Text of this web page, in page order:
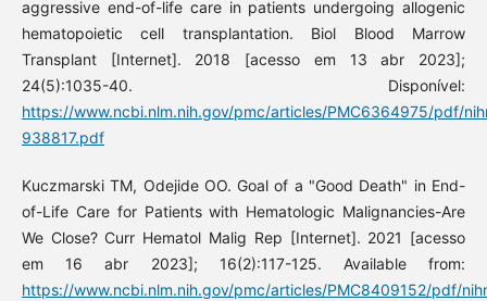
aggressive end-of-life care in patients undergoing allogenic
hematopoietic cell transplantation. Biol Blood Marrow
Transplant [Internet]. 2018 [acesso em 13 abr 2023];
24(5):1035-40. Disponível:
https://www.ncbi.nlm.nih.gov/pmc/articles/PMC6364975/pdf/
938817.pdf
Kuczmarski TM, Odejide OO. Goal of a "Good Death" in End-
of-Life Care for Patients with Hematologic Malignancies-Are
We Close? Curr Hematol Malig Rep [Internet]. 2021 [acesso
em 16 abr 2023]; 16(2):117-125. Available from:
https://www.ncbi.nlm.nih.gov/pmc/articles/PMC8409152/pdf/